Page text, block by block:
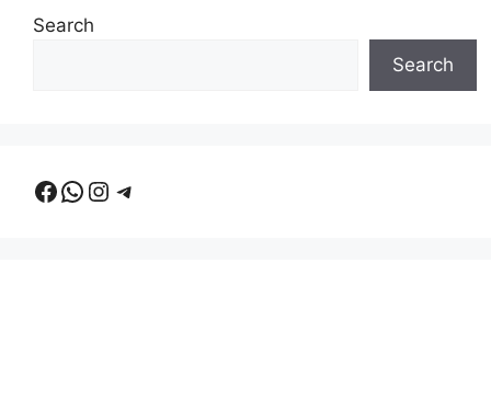
Search
Search
Facebook
WhatsApp
Instagram
Telegram